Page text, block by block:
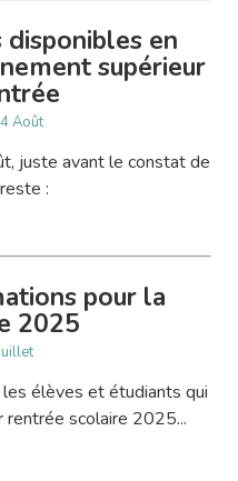
disponibles en
supérieur
Août
juste avant le constat de
:
pour la
2025
élèves et étudiants qui
rentrée scolaire 2025...